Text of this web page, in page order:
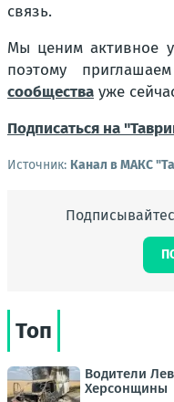
связь.
Мы ценим активное
поэтому
сообщества уже
Подписаться на
Источник: Канал в МАКС
Топ
Водители
Херсонщины